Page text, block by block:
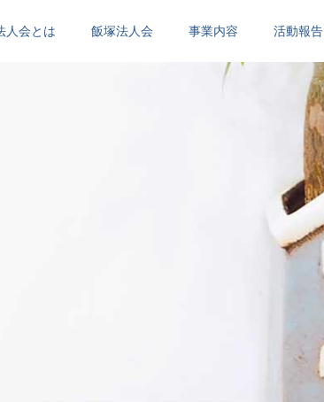
人会とは 飯塚法人会 事業内容 活動報告